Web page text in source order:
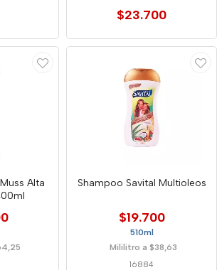
$23.700
Alta
Shampoo Savital Multioleos
$19.700
510ml
Mililitro a $38,63
16884